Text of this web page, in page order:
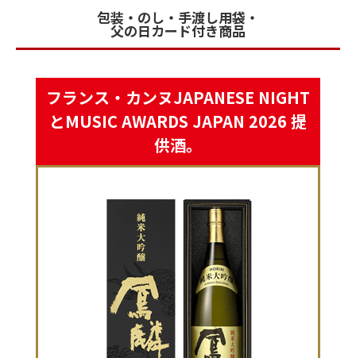
包装・のし・手渡し用袋・
父の日カード付き商品
フランス・カンヌJAPANESE NIGHT
とMUSIC AWARDS JAPAN 2026 提
供酒。